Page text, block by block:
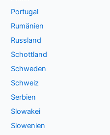
Portugal
Rumänien
Russland
Schottland
Schweden
Schweiz
Serbien
Slowakei
Slowenien